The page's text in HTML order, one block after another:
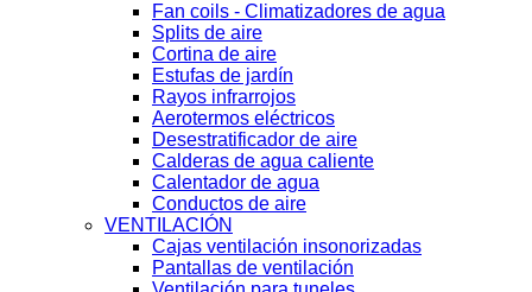
Fan coils - Climatizadores de agua
Splits de aire
Cortina de aire
Estufas de jardín
Rayos infrarrojos
Aerotermos eléctricos
Desestratificador de aire
Calderas de agua caliente
Calentador de agua
Conductos de aire
VENTILACIÓN
Cajas ventilación insonorizadas
Pantallas de ventilación